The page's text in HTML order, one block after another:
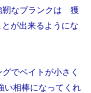
靭なブランクは 獲
が出来るようにな
でベイトが小さく
い相棒になってくれ